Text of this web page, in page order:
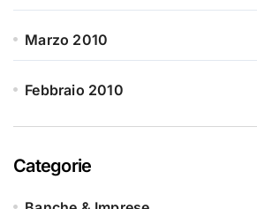
Marzo 2010
Febbraio 2010
Categorie